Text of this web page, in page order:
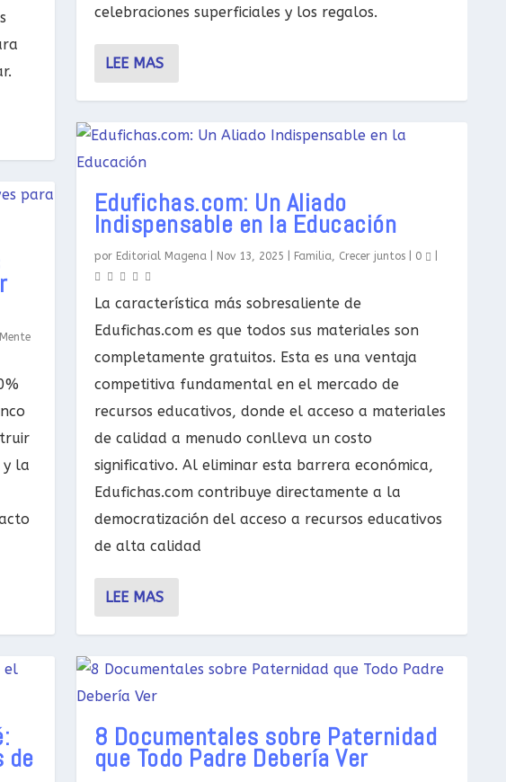
Mente
y la
de
celebraciones superficiales y los regalos.
LEE MAS
Edufichas.com: Un Aliado
Indispensable en la Educación
por Editorial Magena| Nov 13, 2025 Familia, Crecer juntos| 0
La característica más sobresaliente de
Edufichas.com es que todos sus materiales son
completamente gratuitos. Esta es una ventaja
competitiva fundamental en el mercado de
recursos educativos, donde el acceso a materiales
de calidad a menudo conlleva un costo
significativo. Al eliminar esta barrera económica,
Edufichas.com contribuye directamente a la
democratización del acceso a recursos educativos
de alta calidad
LEE MAS
8 Documentales sobre Paternidad
que Todo Padre Debería Ver